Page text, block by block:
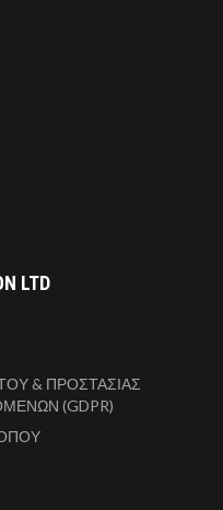
LTD
& ΠΡΟΣΤΑΣΙΑΣ
(GDPR)